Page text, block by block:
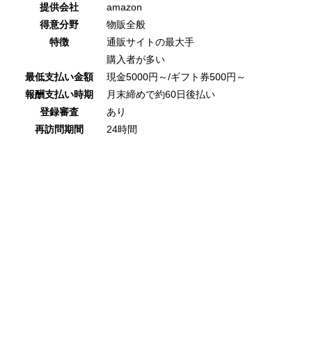
提供会社
amazon
得意分野
物販全般
特徴
通販サイトの最大手
購入者が多い
最低支払い金額
現金5000円～/ギフト券500円～
報酬支払い時期
月末締めで約60日後払い
登録審査
あり
再訪問期間
24時間